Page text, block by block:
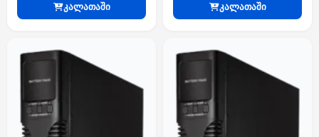
კალათაში კალათაში